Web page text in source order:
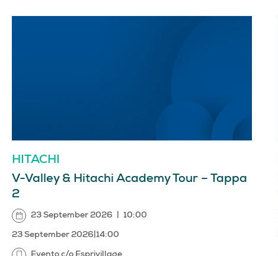
HITACHI
V-Valley & Hitachi Academy Tour – Tappa
2
23 September 2026 10:00
23 September 2026 14:00